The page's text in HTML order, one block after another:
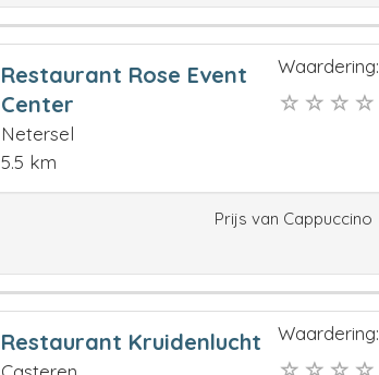
Restaurant Rose Event
Center
Netersel
5.5 km
Waardering:
Prijs van Cappuccino
Restaurant Kruidenlucht Waardering: